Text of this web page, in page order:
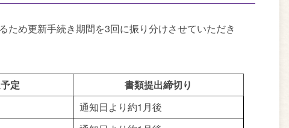
ため更新手続き期間を3回に振り分けさせていただき
定
書類提出締切り
通知日より約1月後